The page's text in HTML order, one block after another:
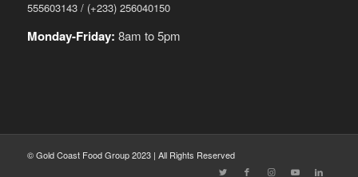
555603143 / (+233) 256040150
Monday-Friday: 8am to 5pm
© Gold Coast Food Group 2023 | All Rights Reserved